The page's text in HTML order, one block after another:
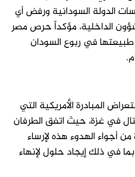
الدولة السودانية ورفض أي
الداخلية، مؤكداً حرص مصر
في ربوع السودان
المبادرة الأمريكية التي
في غزة، حيث اتفق الطرفان
أجواء الهدوء هذه لإرساء
في ذلك إيجاد حلول لإنهاء